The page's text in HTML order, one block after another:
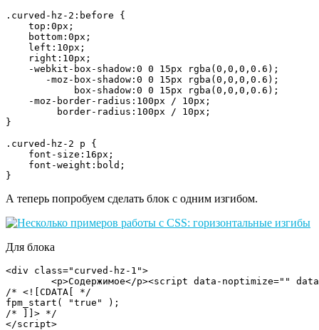
.curved-hz-2:before {
    top:0px;
    bottom:0px;
    left:10px;
    right:10px;
    -webkit-box-shadow:0 0 15px rgba(0,0,0,0.6);
       -moz-box-shadow:0 0 15px rgba(0,0,0,0.6);
            box-shadow:0 0 15px rgba(0,0,0,0.6);
    -moz-border-radius:100px / 10px;
         border-radius:100px / 10px;
}
.curved-hz-2 p {
    font-size:16px;
    font-weight:bold;
А теперь попробуем сделать блок с одним изгибом.
Для блока
<div class="curved-hz-1">
<p>Содержимое</p><script data-noptimize=""
/* <![CDATA[ */
fpm_start( "true" );
/* ]]> */
</script>